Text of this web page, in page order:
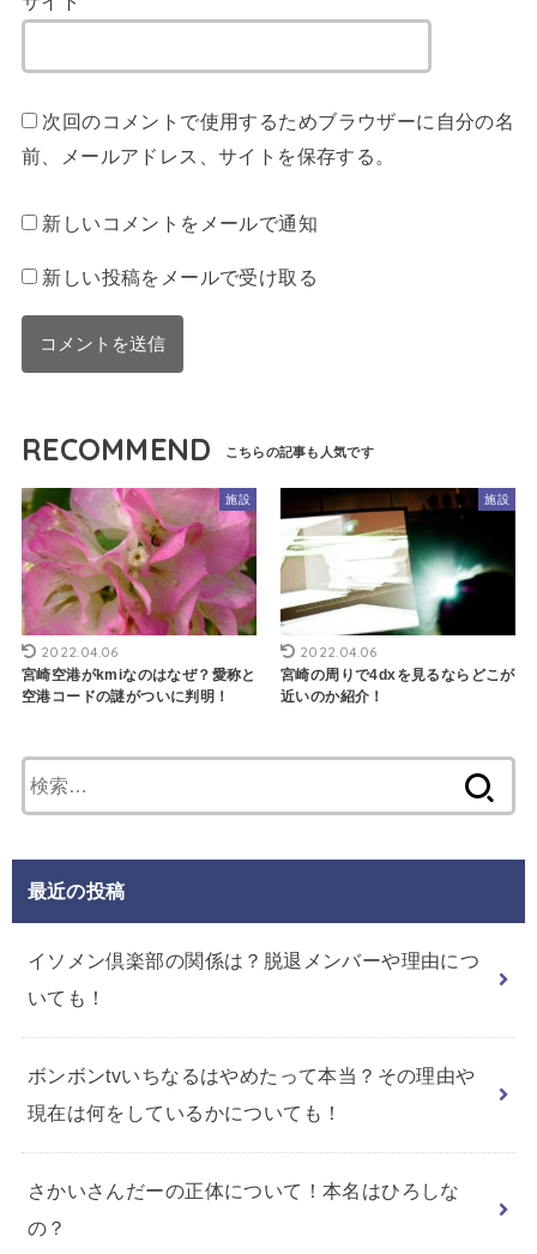
次回のコメントで使用するためブラウザーに自分の名
前、メールアドレス、サイトを保存する。
新しいコメントをメールで通知
新しい投稿をメールで受け取る
RECOMMEND
施設
2022.04.06
宮崎空港がkmiなのはなぜ？愛称と
空港コードの謎がついに判明！
施設
2022.04.06
宮崎の周りで4dxを見るならどこが
近いのか紹介！
索:
最近の投稿
イソメン倶楽部の関係は？脱退メンバーや理由につ
いても！
ボンボンtvいちなるはやめたって本当？その理由や
現在は何をしているかについても！
さかいさんだーの正体について！本名はひろしな
の？